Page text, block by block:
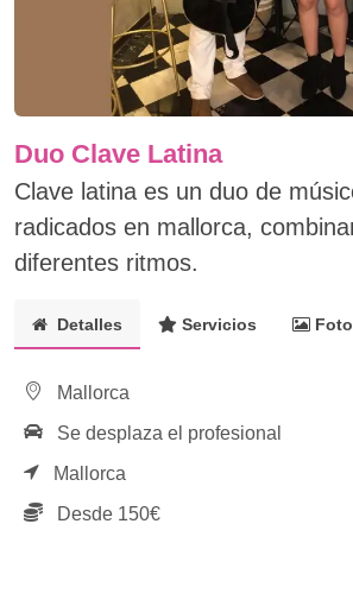
Duo Clave Latina
Clave latina es un duo de
radicados en mallorca,
diferentes ritmos.
Detalles Servicios
Mallorca
Se desplaza el profesional
Mallorca
Desde 150€